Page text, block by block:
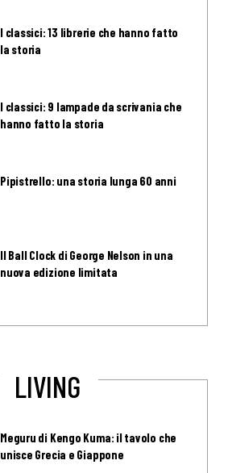
I classici: 13 librerie che hanno fatto
la storia
I classici: 9 lampade da scrivania che
hanno fatto la storia
Pipistrello: una storia lunga 60 anni
Il Ball Clock di George Nelson in una
nuova edizione limitata
LIVING
Meguru di Kengo Kuma: il tavolo che
unisce Grecia e Giappone